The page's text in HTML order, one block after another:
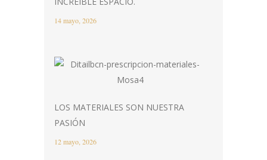
14 mayo, 2026
LOS MATERIALES SON NUESTRA
PASIÓN
12 mayo, 2026